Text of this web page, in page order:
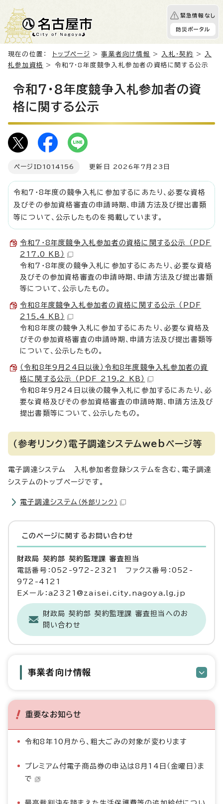
緊急情報なし
防災ポータル
現在の位置： トップページ >事業者向け情報 > 入札・契約 >
入
札参加資格
> 令和7・8年度競争入札参加者の資格に関する公示
令和7・8年度競争入札参加者の資
格に関する公示
ページID 1014156 更新日 2026年7月23日
令和7・8年度の競争入札に参加するにあたり、必要な資格
及びその参加資格審査の申請時期、申請方法及び提出書類
等について、公示したものを掲載しています。
令和7・8年度競争入札参加者の資格に関する公示 （PDF
217.0 KB）
令和7・8年度の競争入札に参加するにあたり、必要な資格
及びその参加資格審査の申請時期、申請方法及び提出書類
等について、公示したもの。
令和8年度競争入札参加者の資格に関する公示 （PDF
215.4 KB）
令和8年度の競争入札に参加するにあたり、必要な資格及
びその参加資格審査の申請時期、申請方法及び提出書類等
について、公示したもの。
（令和8年9月24日以後）令和8年度競争入札参加者の資
格に関する公示 （PDF 219.2 KB）
令和8年9月24日以後の競争入札に参加するにあたり、必
要な資格及びその参加資格審査の申請時期、申請方法及び
提出書類等について、公示したもの。
（参考リンク）電子調達システムwebページ等
電子調達システム 入札参加者登録システムを含む、電子調達
システムのトップページです。
電子調達システム （外部リンク）
このページに関する お問い合わせ
財政局 契約部 契約監理課 審査担当
電話番号：052-972-2321 ファクス番号：052-
972-4121
Eメール：a2321@zaisei.city.nagoya.lg.jp
財政局 契約部 契約監理課 審査担当へのお
問い合わせ
事業者向け情報
重要なお知らせ
令和8年10月から、粗大ごみの対象が変わります
プレミアム付電子商品券の申込は8月14日（金曜日）ま
で